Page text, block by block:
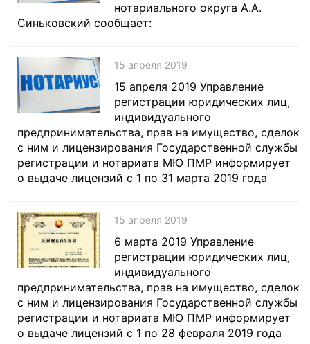
нотариального округа А.А.
Синьковский сообщает:
15 апреля 2019
15 апреля 2019 Управление
регистрации юридических лиц,
индивидуального
предпринимательства, прав на имущество, сделок
с ним и лицензирования Государственной службы
регистрации и нотариата МЮ ПМР информирует
о выдаче лицензий с 1 по 31 марта 2019 года
15 апреля 2019
6 марта 2019 Управление
регистрации юридических лиц,
индивидуального
предпринимательства, прав на имущество, сделок
с ним и лицензирования Государственной службы
регистрации и нотариата МЮ ПМР информирует
о выдаче лицензий с 1 по 28 февраля 2019 года